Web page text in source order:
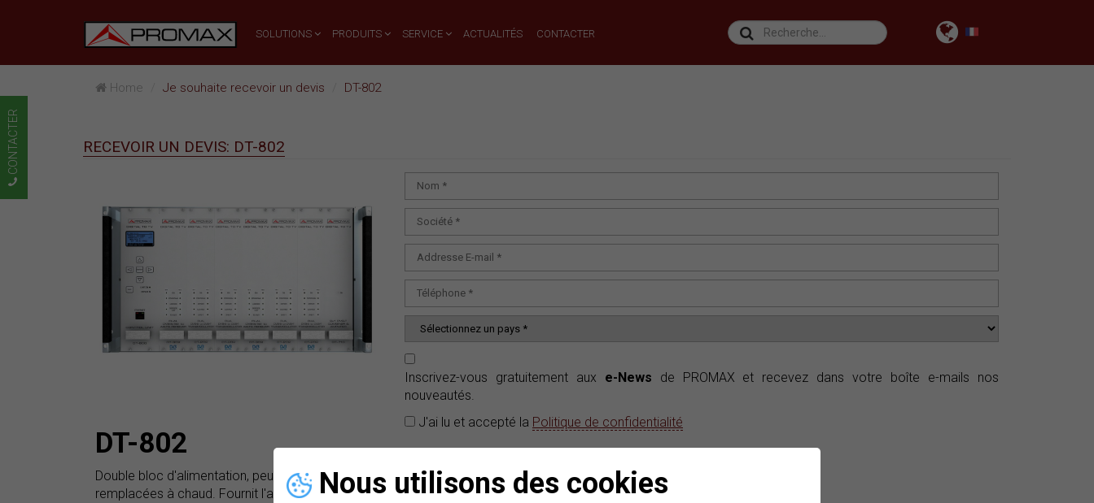
Nous utilisons des cookies
SOLUTIONS PRODUITS SERVICE ACTUALITÉS CONTACTER
Home Je souhaite recevoir un devis DT-802
RECEVOIR UN DEVIS: DT-802
DT-802
Double bloc d'alimentation, peuvent être
remplacées à chaud. Fournit l'alimentation et le
Inscrivez-vous gratuitement aux e-News de PROMAX et recevez dans votre boîte e-mails nos
nouveautés.
J'ai lu et accepté la Politique de confidentialité
CONTACTER